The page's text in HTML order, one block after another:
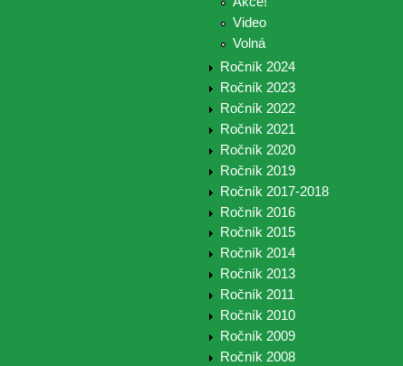
Video
Volná
Ročník 2024
Ročník 2023
Ročník 2022
Ročník 2021
Ročník 2020
Ročník 2019
Ročník 2017-2018
Ročník 2016
Ročník 2015
Ročník 2014
Ročník 2013
Ročník 2011
Ročník 2010
Ročník 2009
Ročník 2008